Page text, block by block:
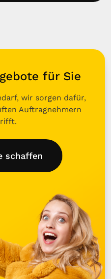
für Sie
wir sorgen dafür,
Auftragnehmern
schaffen